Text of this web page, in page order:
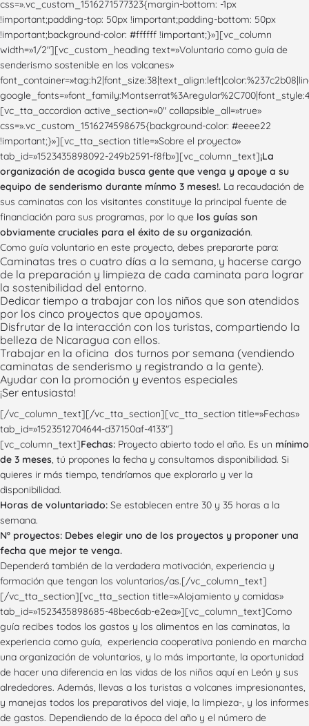
css=».vc_custom_1516271577323{margin-bottom: -1px
!important;padding-top: 50px !important;padding-bottom: 50px
!important;background-color: #ffffff !important;}»][vc_column
width=»1/2″][vc_custom_heading text=»Voluntario como guía de
senderismo sostenible en los volcanes»
[vc_tta_accordion active_section=»0″ collapsible_all=»true»
css=».vc_custom_1516274598675{background-color: #eeee22
!important;}»][vc_tta_section title=»Sobre el proyecto»
tab_id=»1523435898092-249b2591-f8fb»][vc_column_text]¡La
organización de acogida busca gente que venga y apoye a su
equipo de senderismo durante mínmo 3 meses!. La recaudación de
sus caminatas con los visitantes constituye la principal fuente de
financiación para sus programas, por lo que los guías son
obviamente cruciales para el éxito de su organización.
Como guía voluntario en este proyecto, debes prepararte para:
Caminatas tres o cuatro días a la semana, y hacerse cargo
de la preparación y limpieza de cada caminata para lograr
la sostenibilidad del entorno.
Dedicar tiempo a trabajar con los niños que son atendidos
por los cinco proyectos que apoyamos.
Disfrutar de la interacción con los turistas, compartiendo la
belleza de Nicaragua con ellos.
Trabajar en la oficina dos turnos por semana (vendiendo
caminatas de senderismo y registrando a la gente).
Ayudar con la promoción y eventos especiales
¡Ser entusiasta!
[/vc_column_text][/vc_tta_section][vc_tta_section title=»Fechas»
tab_id=»1523512704644-d37150af-4133″]
[vc_column_text]Fechas: Proyecto abierto todo el año. Es un mínimo
de 3 meses, tú propones la fecha y consultamos disponibilidad. Si
quieres ir más tiempo, tendríamos que explorarlo y ver la
disponibilidad.
Horas de voluntariado: Se establecen entre 30 y 35 horas a la
semana.
Nº proyectos: Debes elegir uno de los proyectos y proponer una
fecha que mejor te venga.
Dependerá también de la verdadera motivación, experiencia y
formación que tengan los voluntarios/as.[/vc_column_text]
[/vc_tta_section][vc_tta_section title=»Alojamiento y comidas»
tab_id=»1523435898685-48bec6ab-e2ea»][vc_column_text]Como
guía recibes todos los gastos y los alimentos en las caminatas, la
experiencia como guía, experiencia cooperativa poniendo en marcha
una organización de voluntarios, y lo más importante, la oportunidad
de hacer una diferencia en las vidas de los niños aquí en León y sus
alrededores. Además, llevas a los turistas a volcanes impresionantes,
y manejas todos los preparativos del viaje, la limpieza-, y los informes
de gastos. Dependiendo de la época del año y el número de